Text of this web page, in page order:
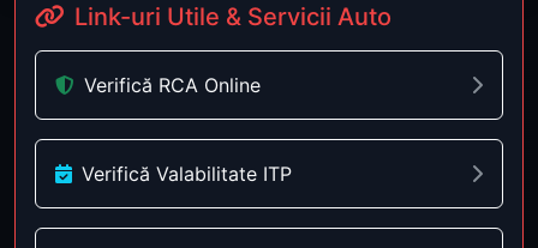
Link-uri Utile & Servicii Auto
Verifică RCA Online
Verifică Valabilitate ITP